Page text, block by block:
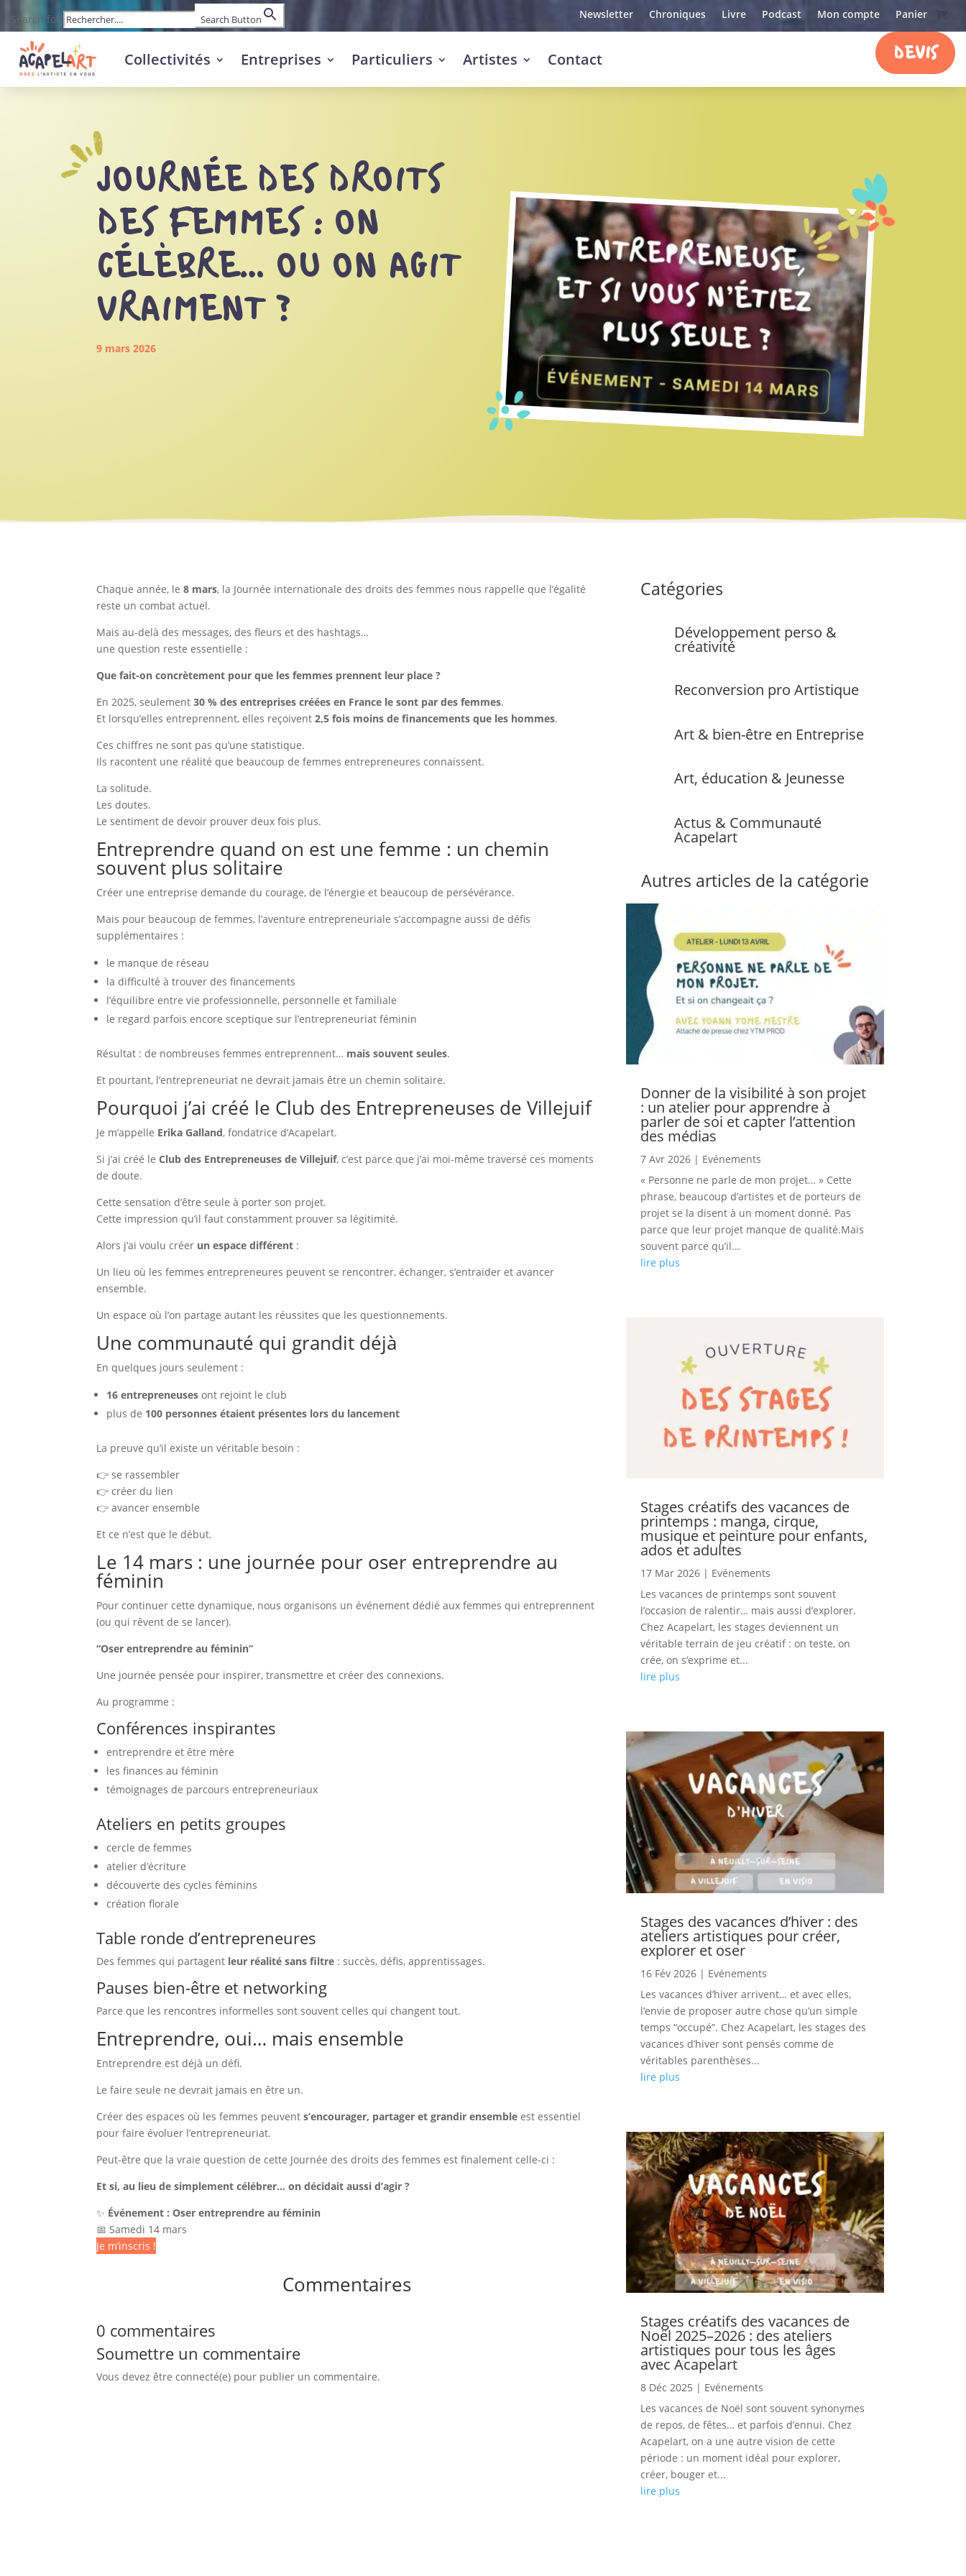
Search for: Search Button Newsletter Chroniques Livre Podcast Mon compte Panier
Collectivités Entreprises Particuliers Artistes Contact DEVIS
JOURNÉE DES DROITS
DES FEMMES : ON
CÉLÈBRE… OU ON AGIT
VRAIMENT ?
9 mars 2026
Chaque année, le8 mars, la Journée internationale des droits des femmes nous rappelle que l’égalité
reste un combat actuel.
Mais au-delà des messages, des fleurs et des hashtags…
une question reste essentielle :
Que fait-on concrètement pour que les femmes prennent leur place ?
En 2025, seulement30 % des entreprises créées en France le sont par des femmes.
Et lorsqu’elles entreprennent, elles reçoivent2,5 fois moins de financements que les hommes.
Ces chiffres ne sont pas qu’une statistique.
Ils racontent une réalité que beaucoup de femmes entrepreneures connaissent.
La solitude.
Les doutes.
Le sentiment de devoir prouver deux fois plus.
Entreprendre quand on est une femme : un chemin
souvent plus solitaire
Créer une entreprise demande du courage, de l’énergie et beaucoup de persévérance.
Mais pour beaucoup de femmes, l’aventure entrepreneuriale s’accompagne aussi de défis
supplémentaires :
le manque de réseau
la difficulté à trouver des financements
l’équilibre entre vie professionnelle, personnelle et familiale
le regard parfois encore sceptique sur l’entrepreneuriat féminin
Résultat : de nombreuses femmes entreprennent… mais souvent seules.
Et pourtant, l’entrepreneuriat ne devrait jamais être un chemin solitaire.
Pourquoi j’ai créé le Club des Entrepreneuses de Villejuif
Je m’appelle Erika Galland, fondatrice d’Acapelart.
Si j’ai créé leClub des Entrepreneuses de Villejuif, c’est parce que j’ai moi-même traversé ces moments
de doute.
Cette sensation d’être seule à porter son projet.
Cette impression qu’il faut constamment prouver sa légitimité.
Alors j’ai voulu créer un espace différent :
Un lieu où les femmes entrepreneures peuvent se rencontrer, échanger, s’entraider et avancer
ensemble.
Un espace où l’on partage autant les réussites que les questionnements.
Une communauté qui grandit déjà
En quelques jours seulement :
16 entrepreneuses ont rejoint le club
plus de 100 personnes étaient présentes lors du lancement
La preuve qu’il existe un véritable besoin :
👉 se rassembler
👉 créer du lien
👉 avancer ensemble
Et ce n’est que le début.
Le 14 mars : une journée pour oser entreprendre au
féminin
Pour continuer cette dynamique, nous organisons un événement dédié aux femmes qui entreprennent
(ou qui rêvent de se lancer).
“Oser entreprendre au féminin”
Une journée pensée pour inspirer, transmettre et créer des connexions.
Au programme :
Conférences inspirantes
entreprendre et être mère
les finances au féminin
témoignages de parcours entrepreneuriaux
Ateliers en petits groupes
cercle de femmes
atelier d’écriture
découverte des cycles féminins
création florale
Table ronde d’entrepreneures
Des femmes qui partagent leur réalité sans filtre : succès, défis, apprentissages.
Pauses bien-être et networking
Parce que les rencontres informelles sont souvent celles qui changent tout.
Entreprendre, oui… mais ensemble
Entreprendre est déjà un défi.
Le faire seule ne devrait jamais en être un.
Créer des espaces où les femmes peuvents’encourager, partager et grandir ensemble est essentiel
pour faire évoluer l’entrepreneuriat.
Peut-être que la vraie question de cette Journée des droits des femmes est finalement celle-ci :
Et si, au lieu de simplement célébrer… on décidait aussi d’agir ?
✨ Événement : Oser entreprendre au féminin
📅 Samedi 14 mars
Je m’inscris !
Commentaires
0 commentaires
Soumettre un commentaire
Vous devez être connecté(e) pour publier un commentaire.
Catégories
Développement perso &
créativité
Reconversion pro Artistique
Art & bien-être en Entreprise
Art, éducation & Jeunesse
Actus & Communauté
Acapelart
Autres articles de la catégorie
Donner de la visibilité à son projet
: un atelier pour apprendre à
parler de soi et capter l’attention
des médias
7 Avr 2026| Evénements
« Personne ne parle de mon projet… » Cette
phrase, beaucoup d’artistes et de porteurs de
projet se la disent à un moment donné. Pas
parce que leur projet manque de qualité.Mais
souvent parce qu’il...
lire plus
Stages créatifs des vacances de
printemps : manga, cirque,
musique et peinture pour enfants,
ados et adultes
17 Mar 2026| Evénements
Les vacances de printemps sont souvent
l’occasion de ralentir… mais aussi d’explorer.
Chez Acapelart, les stages deviennent un
véritable terrain de jeu créatif : on teste, on
crée, on s’exprime et...
lire plus
Stages des vacances d’hiver : des
ateliers artistiques pour créer,
explorer et oser
16 Fév 2026| Evénements
Les vacances d’hiver arrivent… et avec elles,
l’envie de proposer autre chose qu’un simple
temps “occupé”. Chez Acapelart, les stages des
vacances d’hiver sont pensés comme de
véritables parenthèses...
lire plus
Stages créatifs des vacances de
Noël 2025–2026 : des ateliers
artistiques pour tous les âges
avec Acapelart
8 Déc 2025 | Evénements
Les vacances de Noël sont souvent synonymes
de repos, de fêtes… et parfois d’ennui. Chez
Acapelart, on a une autre vision de cette
période : un moment idéal pour explorer,
créer, bouger et...
lire plus